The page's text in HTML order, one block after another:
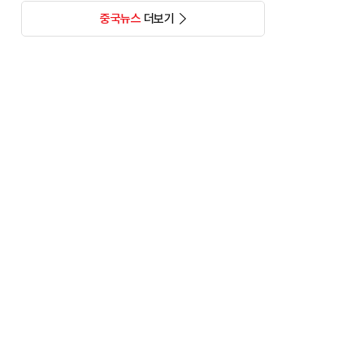
중국뉴스더보기